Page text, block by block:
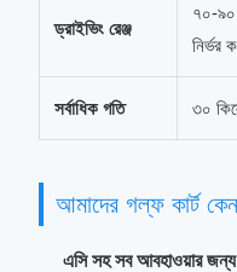
ড্রাইভিং রেঞ্জ
৭০-৯০
নির্ভর
সর্বাধিক গতি ৩০
আমাদের গল্ফ কার্ট
এসি সহ সব আবহাওয়ার জন্য